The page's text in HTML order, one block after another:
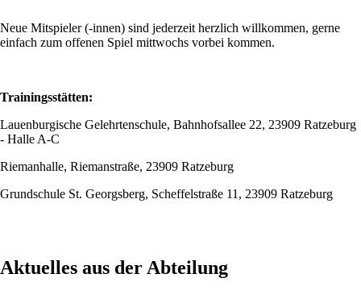
Neue Mitspieler (-innen) sind jederzeit herzlich willkommen, gerne
einfach zum offenen Spiel mittwochs vorbei kommen.
Trainingsstätten:
Lauenburgische Gelehrtenschule, Bahnhofsallee 22, 23909 Ratzeburg
- Halle A-C
Riemanhalle, Riemanstraße, 23909 Ratzeburg
Grundschule St. Georgsberg, Scheffelstraße 11, 23909 Ratzeburg
Aktuelles aus der Abteilung